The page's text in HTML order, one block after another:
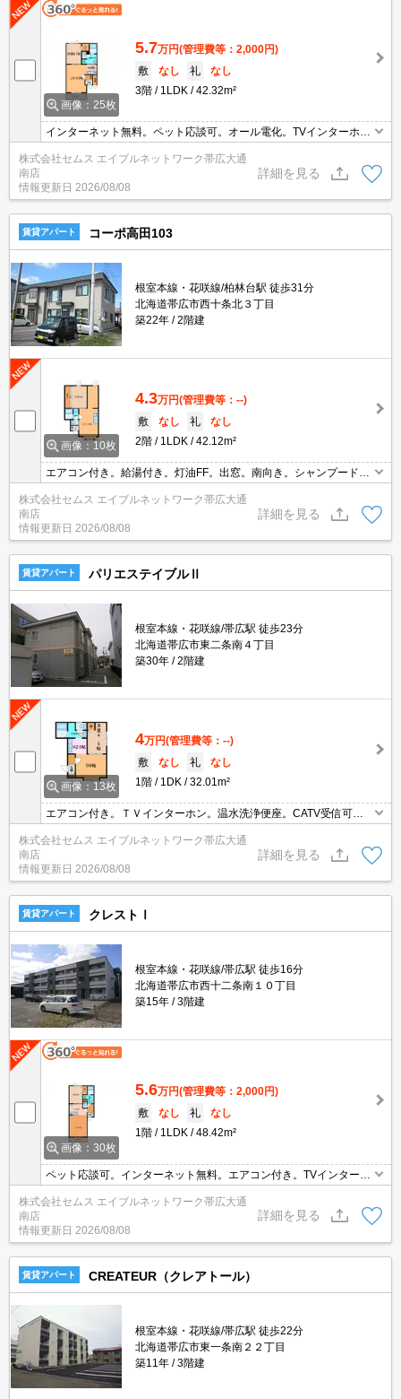
画像：25枚
5.7万円(管理費等：2,000円)
敷
なし 礼
なし
3階
1LDK 42.32m²
インターネット無料。ペット応談可。オール電化。TVインターホン
便座。
株式会社セムス エイブルネットワーク帯広大通
南店
情報更新日 2026/08/08
詳細を見る
賃貸アパート コーポ高田103
根室本線・花咲線/柏林台駅 徒歩31分
北海道帯広市西十条北３丁目
築22年
2階建
画像：10枚
4.3万円(管理費等：--)
敷
なし 礼
なし
2階
1LDK 42.12m²
エアコン付き。給湯付き。灯油FF。出窓。南向き。シャンプードレ
株式会社セムス エイブルネットワーク帯広大通
南店
情報更新日 2026/08/08
詳細を見る
賃貸アパート パリエステイブルⅡ
根室本線・花咲線/帯広駅 徒歩23分
北海道帯広市東二条南４丁目
築30年
2階建
画像：13枚
4万円(管理費等：--)
敷
なし 礼
なし
1階
1DK 32.01m²
エアコン付き。ＴＶインターホン。温水洗浄便座。CATV受信可。
株式会社セムス エイブルネットワーク帯広大通
南店
情報更新日 2026/08/08
詳細を見る
賃貸アパート クレストⅠ
根室本線・花咲線/帯広駅 徒歩16分
北海道帯広市西十二条南１０丁目
築15年
3階建
画像：30枚
5.6万円(管理費等：2,000円)
敷
なし 礼
なし
1階
1LDK 48.42m²
ペット応談可。インターネット無料。エアコン付き。TVインターホ
ン。バルコニー。
株式会社セムス エイブルネットワーク帯広大通
南店
情報更新日 2026/08/08
詳細を見る
賃貸アパート CREATEUR（クレアトール）
根室本線・花咲線/帯広駅 徒歩22分
北海道帯広市東一条南２２丁目
築11年
3階建